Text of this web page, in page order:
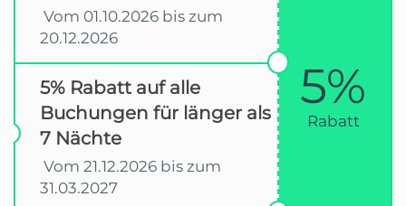
Vom 01.10.2026 bis zum
20.12.2026
5% Rabatt auf alle
Buchungen für länger als
7 Nächte
Vom 21.12.2026 bis zum
31.03.2027
5%
Rabatt